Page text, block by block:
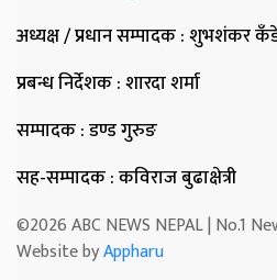
अध्यक्ष / प्रधान सम्पादक: शुभशंकर
प्रबन्ध निर्देशक: शारदा शर्मा
सम्पादक: डण्ड गुरुङ
सह-सम्पादक: कविराज बुढाक्षेत्री
©2026 ABC NEWS NEPAL | No.1
Website byAppharu